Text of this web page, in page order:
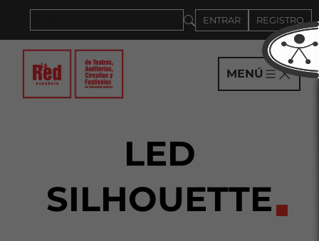
ENTRAR REGISTRO
MENÚ
LED
SILHOUETTE